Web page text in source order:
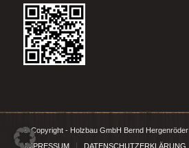
© Copyright - Holzbau GmbH Bernd Hergenröder
IMPRESSUM
DATENSCHUTZERKLÄRUNG